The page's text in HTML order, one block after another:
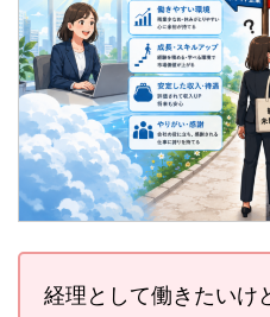
経理として働きたいけ